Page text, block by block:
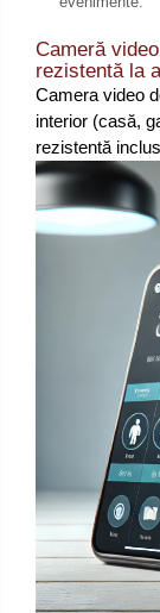
Cameră
rezistentă la
Camera video
interior (casă,
rezistentă